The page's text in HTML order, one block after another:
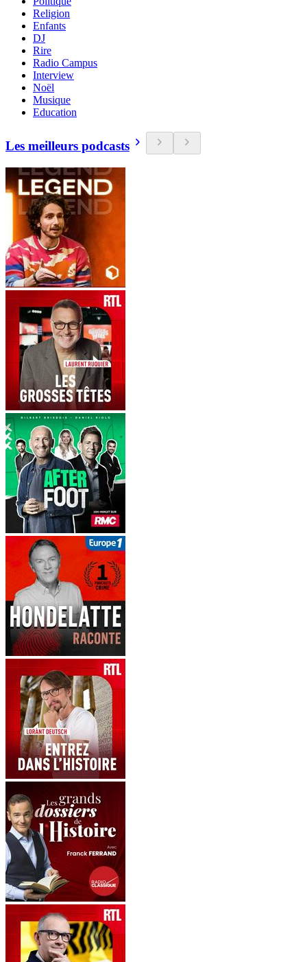
Religion
Enfants
DJ
Rire
Radio Campus
Interview
Noël
Musique
Education
Les meilleurs podcasts